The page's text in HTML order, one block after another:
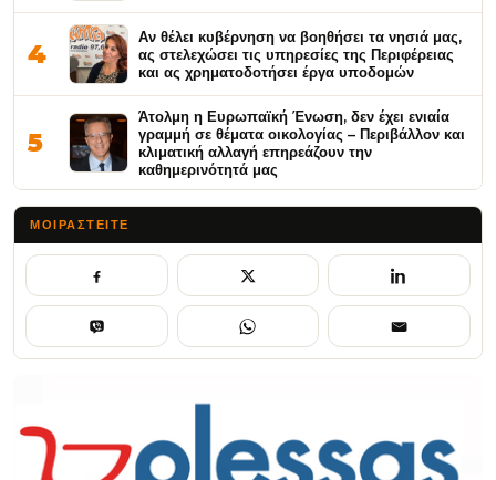
4
Αν θέλει κυβέρνηση να βοηθήσει τα νησιά μας,
ας στελεχώσει τις υπηρεσίες της Περιφέρειας
και ας χρηματοδοτήσει έργα υποδομών
5
Άτολμη η Ευρωπαϊκή Ένωση, δεν έχει ενιαία
γραμμή σε θέματα οικολογίας – Περιβάλλον και
κλιματική αλλαγή επηρεάζουν την
καθημερινότητά μας
ΜΟΙΡΑΣΤΕΊΤΕ